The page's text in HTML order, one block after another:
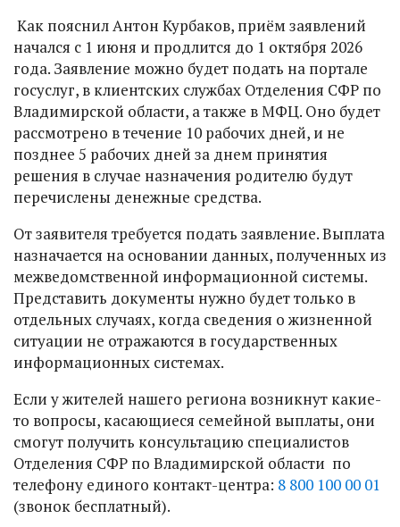
Как пояснил Антон Курбаков, приём заявлений
начался с 1 июня и продлится до 1 октября 2026
года. Заявление можно будет подать на портале
госуслуг, в клиентских службах Отделения СФР по
Владимирской области, а также в МФЦ. Оно будет
рассмотрено в течение 10 рабочих дней, и не
позднее 5 рабочих дней за днем принятия
решения в случае назначения родителю будут
перечислены денежные средства.
От заявителя требуется подать заявление. Выплата
назначается на основании данных, полученных из
межведомственной информационной системы.
Представить документы нужно будет только в
отдельных случаях, когда сведения о жизненной
ситуации не отражаются в государственных
информационных системах.
Если у жителей нашего региона возникнут какие-
то вопросы, касающиеся семейной выплаты, они
смогут получить консультацию специалистов
Отделения СФР по Владимирской области по
телефону единого контакт-центра: 8 800 100 00 01
(звонок бесплатный).